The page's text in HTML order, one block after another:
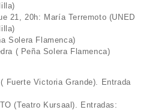
21, 20h: María Terremoto (UNED
Solera Flamenca)
( Peña Solera Flamenca)
Fuerte Victoria Grande). Entrada
(Teatro Kursaal). Entradas: